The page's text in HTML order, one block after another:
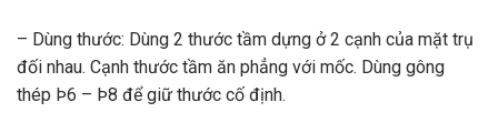
– Dùng thước: Dùng 2 thước tầm dựng ở 2 cạnh của mặt trụ
đối nhau. Cạnh thước tầm ăn phẳng với mốc. Dùng gông
thép Þ6 – Þ8 để giữ thước cố định.